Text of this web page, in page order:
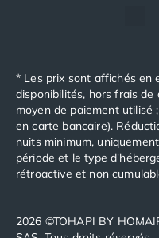
* Les prix sont affichés en
disponibilités, hors frais de
moyen de paiement utilisé
en carte bancaire).
nuits minimum,
période et le type
rétroactive et non
2026 ©TOHAPI BY